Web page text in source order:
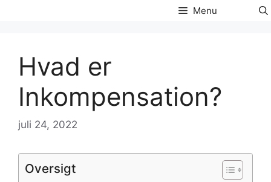
Menu
Hvad er
Inkompensation?
juli 24, 2022
Oversigt